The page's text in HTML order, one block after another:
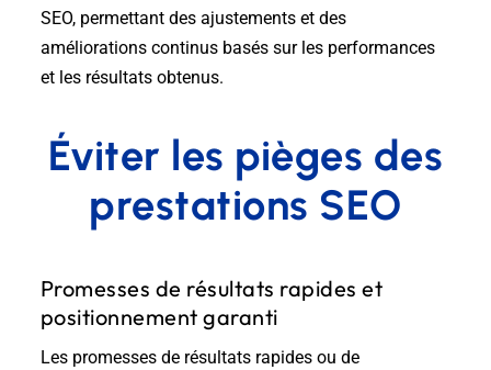
SEO, permettant des ajustements et des
améliorations continus basés sur les performances
et les résultats obtenus.
Éviter les pièges des
prestations SEO
Promesses de résultats rapides et
positionnement garanti
Les promesses de résultats rapides ou de